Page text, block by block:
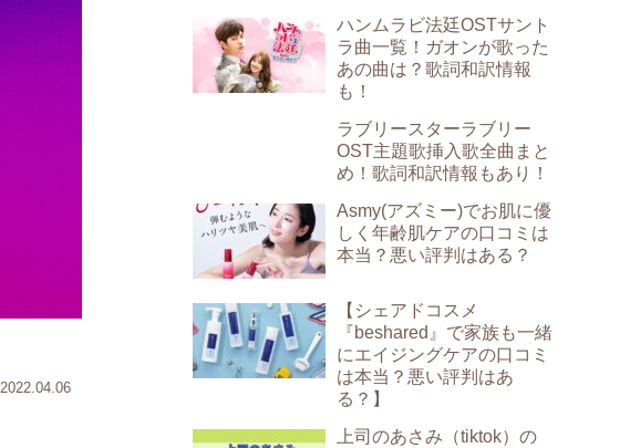
2022.04.06
ハンムラビ法廷OSTサント
ラ曲一覧！ガオンが歌った
あの曲は？歌詞和訳情報
も！
ラブリースターラブリー
OST主題歌挿入歌全曲まと
め！歌詞和訳情報もあり！
Asmy(アズミー)でお肌に優
しく年齢肌ケアの口コミは
本当？悪い評判はある？
【シェアドコスメ
『beshared』で家族も一緒
にエイジングケアの口コミ
は本当？悪い評判はあ
る？】
上司のあさみ（tiktok）の